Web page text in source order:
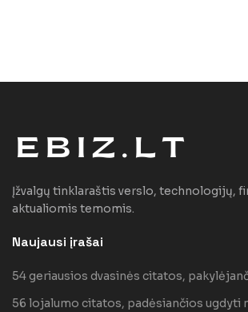
Įžvalgų tinklaraštis verslo, technologijų,
aktualiomis temomis.
Naujausi įrašai
54 geriausios dvasinės citatos,
56 lojalumo citatos, padėsiančios ugdyti